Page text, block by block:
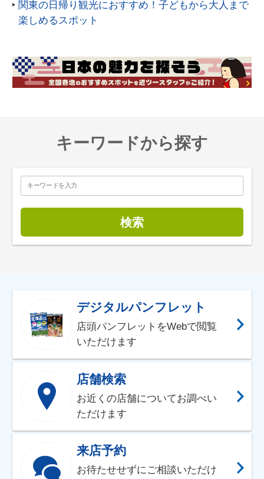
関東の日帰り観光におすすめ！子どもから大人まで
楽しめるスポット
キーワードから探す
検索
デジタルパンフレット
店頭パンフレットをWebで閲覧
いただけます
店舗検索
お近くの店舗についてお調べい
ただけます
来店予約
お待たせせずにご相談いただけ